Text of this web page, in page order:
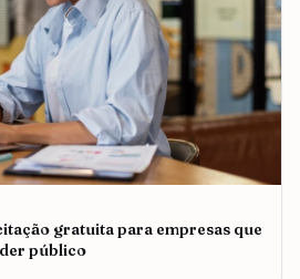
gratuita para empresas que
público